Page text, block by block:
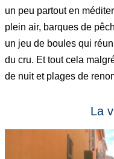
un peu partout en
plein air, barques de
un jeu de boules qui
du cru. Et tout cela
de nuit et plages de
La